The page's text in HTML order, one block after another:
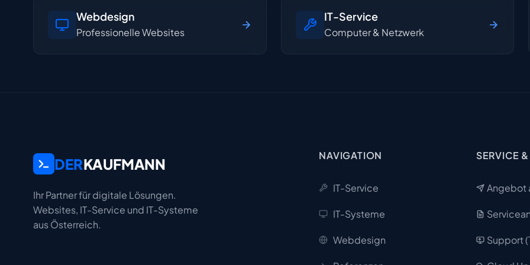
Webdesign
Professionelle Websites
IT-Service
Computer & Netzwerk
DERKAUFMANN
Ihr Partner für digitale Lösungen.
Websites, IT-Service und IT-Systeme
aus Österreich.
NAVIGATION
IT-Service
IT-Systeme
Webdesign
SERVICE
Angebot
Support